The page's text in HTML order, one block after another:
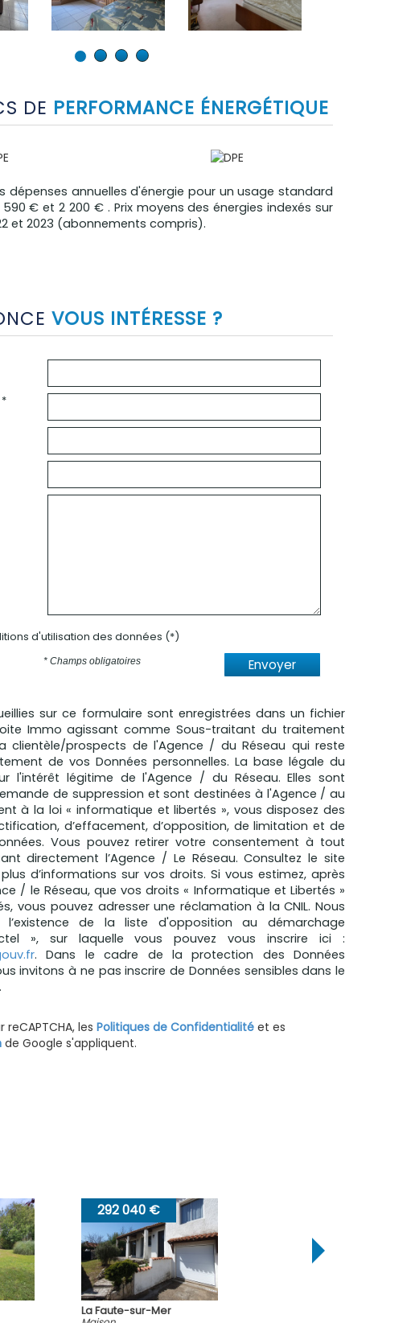
DE PERFORMANCE ÉNERGÉTIQUE
dépenses annuelles d'énergie pour un usage standard
€ et 2 200 € . Prix moyens des énergies indexés sur
et 2023 (abonnements compris).
VOUS INTÉRESSE ?
d'utilisation des données (*)
Envoyer
* Champs obligatoires
sur ce formulaire sont enregistrées dans un fichier
Immo agissant comme Sous-traitant du traitement
clientèle/prospects de l'Agence / du Réseau qui reste
de vos Données personnelles. La base légale du
l'intérêt légitime de l'Agence / du Réseau. Elles sont
de suppression et sont destinées à l'Agence / au
à la loi « informatique et libertés », vous disposez des
d’effacement, d’opposition, de limitation et de
Vous pouvez retirer votre consentement à tout
directement l’Agence / Le Réseau. Consultez le site
d’informations sur vos droits. Si vous estimez, après
/ le Réseau, que vos droits « Informatique et Libertés »
vous pouvez adresser une réclamation à la CNIL. Nous
de la liste d'opposition au démarchage
», sur laquelle vous pouvez vous inscrire ici :
. Dans le cadre de la protection des Données
invitons à ne pas inscrire de Données sensibles dans le
les Politiques de Confidentialité et es
de Google s'appliquent.